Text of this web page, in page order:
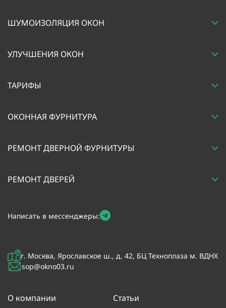
г. Москва, Ярославское ш., д. 42, БЦ Техноплаза м. ВДНХ
sop@okno03.ru
О компании Статьи
Написать в мессенджеры:
ШУМОИЗОЛЯЦИЯ ОКОН
УЛУЧШЕНИЯ ОКОН
ТАРИФЫ
ОКОННАЯ ФУРНИТУРА
РЕМОНТ ДВЕРНОЙ ФУРНИТУРЫ
РЕМОНТ ДВЕРЕЙ